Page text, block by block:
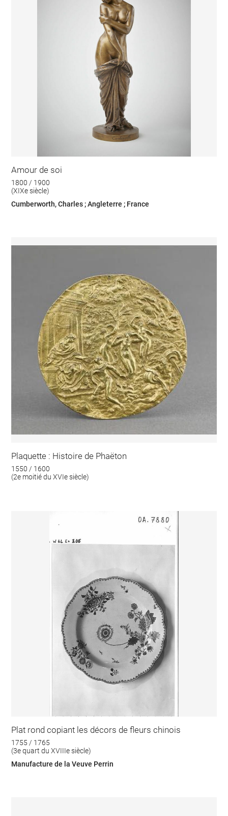
Amour de soi
1800 / 1900
(XIXe siècle)
Cumberworth, Charles ; Angleterre ; France
Plaquette : Histoire de Phaëton
1550 / 1600
(2e moitié du XVIe siècle)
Plat rond copiant les décors de fleurs chinois
1755 / 1765
(3e quart du XVIIIe siècle)
Manufacture de la Veuve Perrin